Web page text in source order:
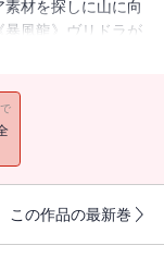
材を探しに山に向
風龍》ヴリドラが
この作品の最新巻